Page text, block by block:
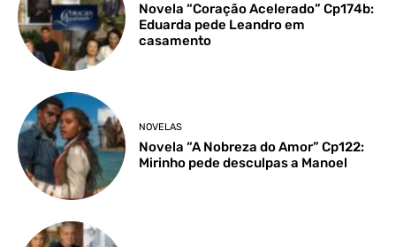
Novela “Coração Acelerado” Cp174b:
Eduarda pede Leandro em
casamento
NOVELAS
Novela “A Nobreza do Amor” Cp122:
Mirinho pede desculpas a Manoel